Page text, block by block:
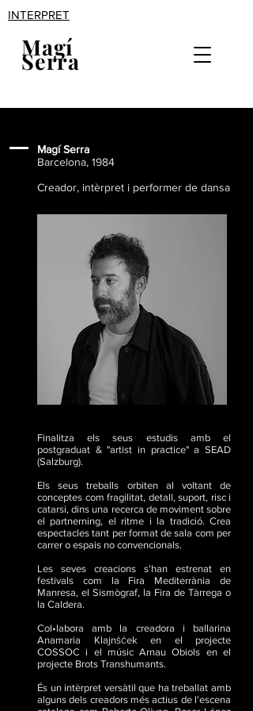
Serra
Magí
INTERPRET
Magí Serra
Barcelona, 1984
Creador, intèrpret i performer de dansa
Finalitza els seus estudis amb el
postgraduat & "artist in practice" a SEAD
(Salzburg).
Els seus treballs orbiten al voltant de
conceptes com fragilitat, detall, suport, risc i
catarsi, dins una recerca de moviment sobre
el partnerning, el ritme i la tradició. Crea
espectacles tant per format de sala com per
carrer o espais no convencionals.
Les seves creacions s'han estrenat en
festivals com la Fira Mediterrània de
Manresa, el Sismògraf, la Fira de Tàrrega o
la Caldera.
Col•labora amb la creadora i ballarina
Anamaria KlajnŠČek en el projecte
COSSOC i el músic Arnau Obiols en el
projecte Brots Transhumants.
És un intèrpret versàtil que ha treballat amb
alguns dels creadors més actius de l'escena